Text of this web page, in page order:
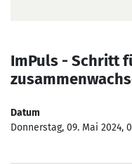
ImPuls - Schritt
Datum
Donnerstag, 09. Mai 2024,